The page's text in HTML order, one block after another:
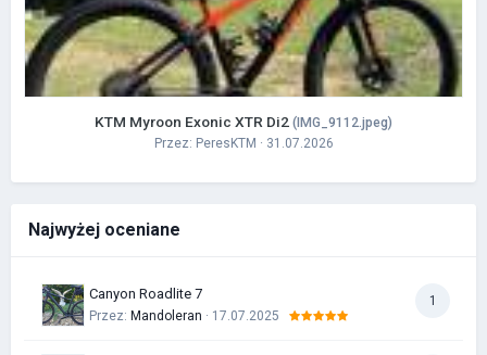
KTM Myroon Exonic XTR Di2 (IMG_9112.jpeg)
Przez: PeresKTM · 31.07.2026
Najwyżej oceniane
1
Canyon Roadlite 7
Przez: Mandoleran · 17.07.2025